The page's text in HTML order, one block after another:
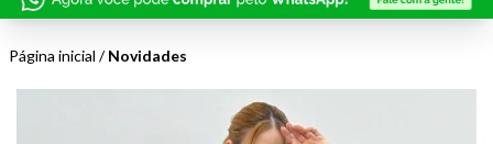
Página inicial /Novidades